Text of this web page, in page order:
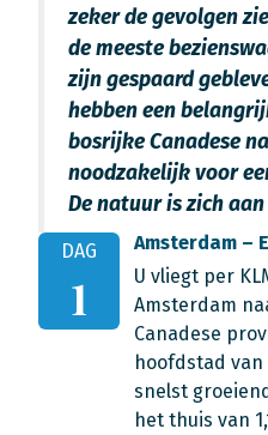
zeker de gevolgen
de meeste
zijn gespaard
hebben een
bosrijke Canadese
noodzakelijk voor
De natuur is zich
DAG
1
Amsterdam –
U vliegt per
Amsterdam
Canadese
hoofdstad
snelst
het thuis van